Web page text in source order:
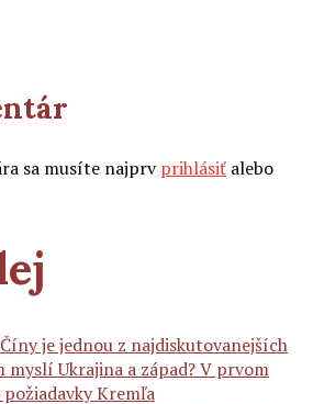
sa musíte najprvprihlásiť alebo